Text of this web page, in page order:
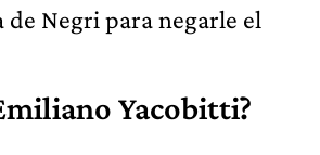
de Negri para negarle el
Yacobitti?